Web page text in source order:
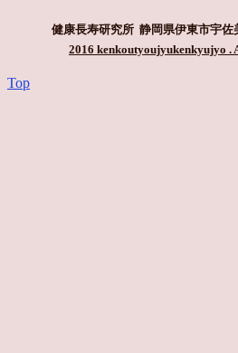
健康長寿研究所 静岡県伊東市宇佐
2016 kenkoutyoujyukenkyujyo .
Top